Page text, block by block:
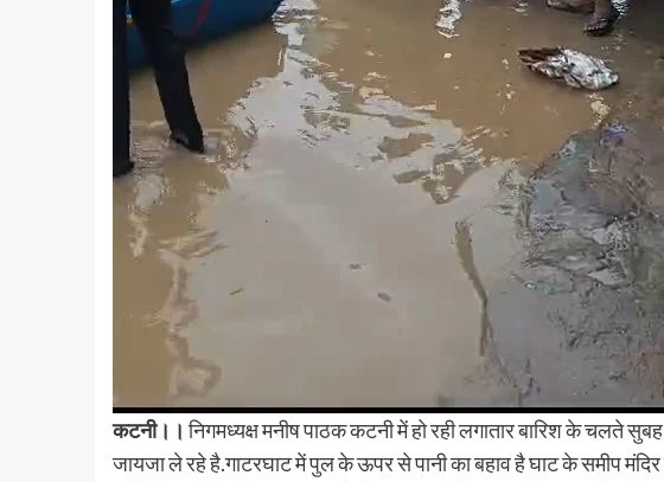
कटनी।। निगमध्यक्ष मनीष पाठक कटनी में हो रही लगातार बारिश के चलते
जायजा ले रहे है.गाटरघाट में पुल के ऊपर से पानी का बहाव है घाट के समीप मंदिर